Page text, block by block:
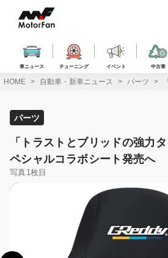
ス
車ニュース チューニング イベント 中古車
HOME 自動車・新車ニュース パーツ
パーツ
「トラストとブリッドの強力
ペシャルコラボシート発売へ
写真1枚目